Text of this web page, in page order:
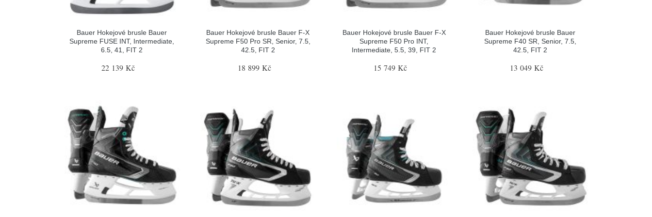
Bauer Hokejové brusle Bauer
Supreme FUSE INT, Intermediate,
6.5, 41, FIT 2
22 139 Kč
Bauer Hokejové brusle Bauer F-X
Supreme F50 Pro SR, Senior, 7.5,
42.5, FIT 2
18 899 Kč
Bauer Hokejové brusle Bauer F-X
Supreme F50 Pro INT,
Intermediate, 5.5, 39, FIT 2
15 749 Kč
Bauer Hokejové brusle Bauer
Supreme F40 SR, Senior, 7.5,
42.5, FIT 2
13 049 Kč